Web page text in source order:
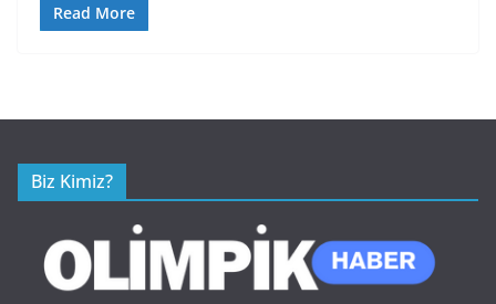
Read More
Biz Kimiz?